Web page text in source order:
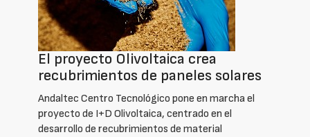
El proyecto Olivoltaica crea
recubrimientos de paneles solares
Andaltec Centro Tecnológico pone en marcha el
proyecto de I+D Olivoltaica, centrado en el
desarrollo de recubrimientos de material